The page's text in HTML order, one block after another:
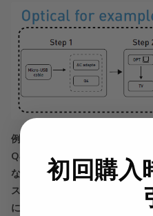
例えば同軸ケーブル
Q4、ACアダプター、マイクロ
など）、同軸ケーブル（別売）
ステップ1：マイクロUSBケー
にマイクロUSBケーブルをQ4に
初回購入